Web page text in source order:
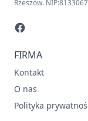
Rzeszów.
FIRMA
Kontakt
O nas
Polityka